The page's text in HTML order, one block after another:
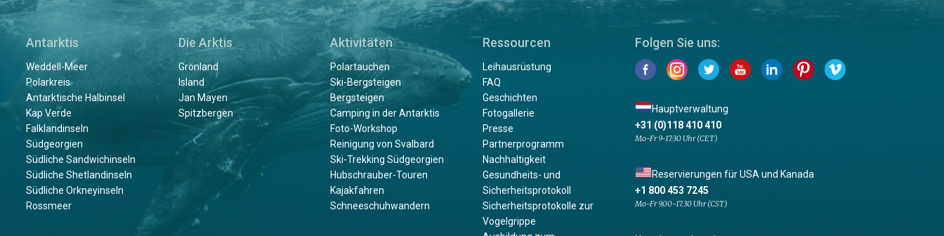
Antarktis
Weddell-Meer
Polarkreis
Antarktische Halbinsel
Kap Verde
Falklandinseln
Südgeorgien
Südliche Sandwichinseln
Südliche Shetlandinseln
Südliche Orkneyinseln
Rossmeer
Die Arktis
Grönland
Island
Jan Mayen
Spitzbergen
Aktivitäten
Polartauchen
Ski-Bergsteigen
Bergsteigen
Camping in der Antarktis
Foto-Workshop
Reinigung von Svalbard
Ski-Trekking Südgeorgien
Hubschrauber-Touren
Kajakfahren
Schneeschuhwandern
Ressourcen
Leihausrüstung
FAQ
Geschichten
Fotogallerie
Presse
Partnerprogramm
Nachhaltigkeit
Gesundheits- und
Sicherheitsprotokoll
Sicherheitsprotokolle zur
Vogelgrippe
Folgen Sie uns:
Hauptverwaltung
+31 (0)118 410 410
Mo-Fr 9-17:30 Uhr (CET)
Reservierungen für USA und Kanada
+1 800 453 7245
Mo-Fr 9.00-17.30 Uhr (CST)